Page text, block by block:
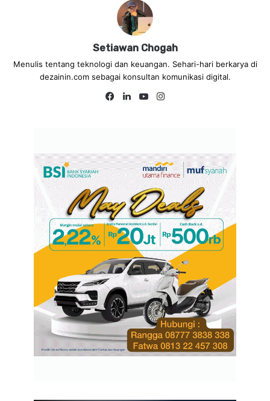
Setiawan Chogah
Menulis tentang teknologi dan keuangan. Sehari-hari berkarya di
dezainin.com sebagai konsultan komunikasi digital.
Fa
Lin
Yo